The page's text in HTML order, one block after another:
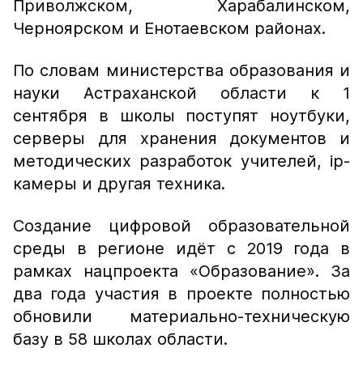
Приволжском, Харабалинском,
Черноярском и Енотаевском районах.
По словам министерства образования и
науки Астраханской области к 1
сентября в школы поступят ноутбуки,
серверы для хранения документов и
методических разработок учителей, ip-
камеры и другая техника.
Создание цифровой образовательной
среды в регионе идёт с 2019 года в
рамках нацпроекта «Образование». За
два года участия в проекте полностью
обновили материально-техническую
базу в 58 школах области.